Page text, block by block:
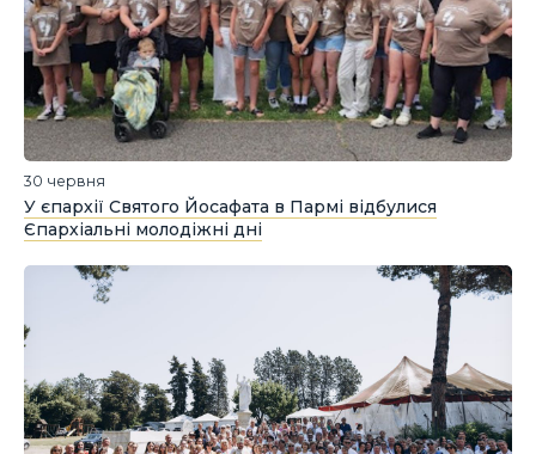
30 червня
У єпархії Святого Йосафата в Пармі відбулися
Єпархіальні молодіжні дні